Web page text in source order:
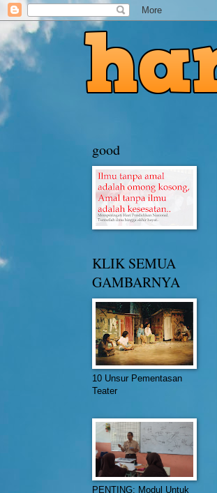
good
KLIK SEMUA
GAMBARNYA
10 Unsur Pementasan
Teater
PENTING: Modul Untuk